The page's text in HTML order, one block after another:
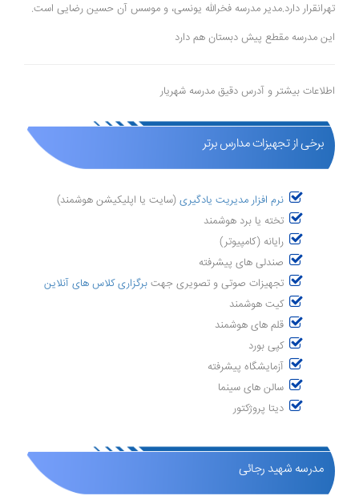
تهرانقرار دارد.مدیر مدرسه فخرالله یونسی، و موسس آن حسین رضایی است.
این مدرسه مقطع پیش دبستان هم دارد
اطلاعات بیشتر و آدرس دقیق مدرسه شهریار
برخی از تجهیزات مدارس برتر
نرم افزار مدیریت یادگیری (سایت یا اپلیکیشن هوشمند)
تخته یا برد هوشمند
رایانه (کامپیوتر)
صندلی های پیشرفته
تجهیزات صوتی و تصویری جهت برگزاری کلاس های آنلاین
کیت هوشمند
قلم های هوشمند
کپی بورد
آزمایشگاه پیشرفته
سالن های سینما
دیتا پروژکتور
مدرسه شهید رجائی